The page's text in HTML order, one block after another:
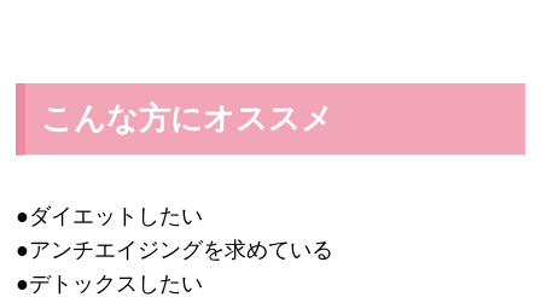
こんな方にオススメ
●ダイエットしたい
●アンチエイジングを求めている
●デトックスしたい